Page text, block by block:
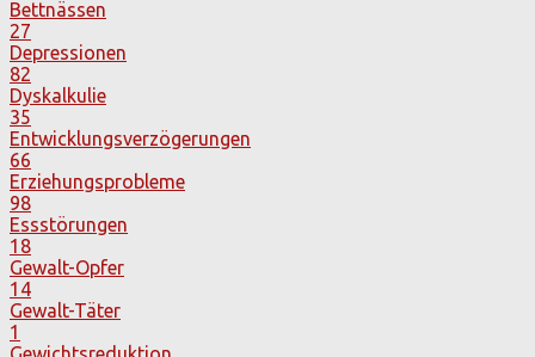
Bettnässen
27
Depressionen
82
Dyskalkulie
35
Entwicklungsverzögerungen
66
Erziehungsprobleme
98
Essstörungen
18
Gewalt-Opfer
14
Gewalt-Täter
1